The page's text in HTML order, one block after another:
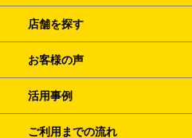
店舗を探す
お客様の声
活用事例
ご利用までの流れ